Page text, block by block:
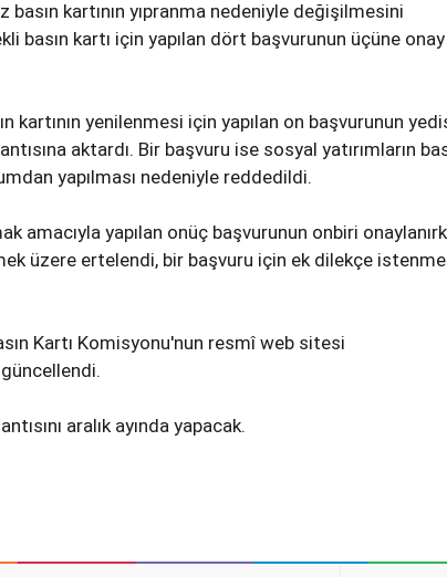
basın kartının yıpranma nedeniyle değişilmesini
basın kartı için yapılan dört başvurunun üçüne onay
kartının yenilenmesi için yapılan on başvurunun
aktardı. Bir başvuru ise sosyal yatırımların
yapılması nedeniyle reddedildi.
amacıyla yapılan onüç başvurunun onbiri
üzere ertelendi, bir başvuru için ek dilekçe
Kartı Komisyonu'nun resmî web sitesi
aralık ayında yapacak.